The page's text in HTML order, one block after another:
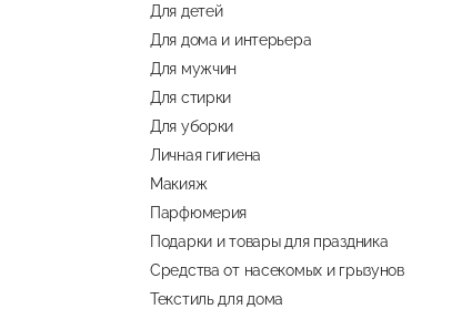
Для детей
Для дома и интерьера
Для мужчин
Для стирки
Для уборки
Личная гигиена
Макияж
Парфюмерия
Подарки и товары для праздника
Средства от насекомых и грызунов
Текстиль для дома